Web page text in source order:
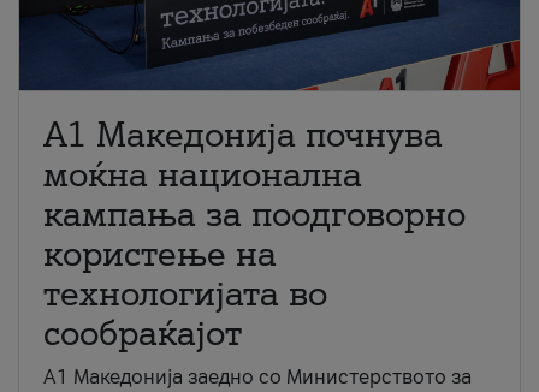
A1 Македонија почнува
моќна национална
кампања за поодговорно
користење на
технологијата во
сообраќајот
A1 Македонија заедно со Министерството за